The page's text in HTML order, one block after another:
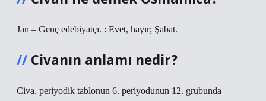
Jan – Genç edebiyatçı. : Evet, hayır; Şabat.
Civanın anlamı nedir?
Civa, periyodik tablonun 6. periyodunun 12. grubunda